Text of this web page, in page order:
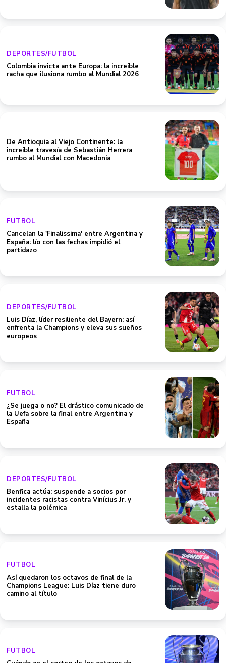
DEPORTES/FUTBOL
Colombia invicta ante Europa: la increíble
racha que ilusiona rumbo al Mundial 2026
De Antioquia al Viejo Continente: la
increíble travesía de Sebastián Herrera
rumbo al Mundial con Macedonia
FUTBOL
Cancelan la 'Finalissima' entre Argentina y
España: lío con las fechas impidió el
partidazo
DEPORTES/FUTBOL
Luis Díaz, líder resiliente del Bayern: así
enfrenta la Champions y eleva sus sueños
europeos
FUTBOL
¿Se juega o no? El drástico comunicado de
la Uefa sobre la final entre Argentina y
España
DEPORTES/FUTBOL
Benfica actúa: suspende a socios por
incidentes racistas contra Vinícius Jr. y
estalla la polémica
FUTBOL
Así quedaron los octavos de final de la
Champions League: Luis Díaz tiene duro
camino al título
FUTBOL